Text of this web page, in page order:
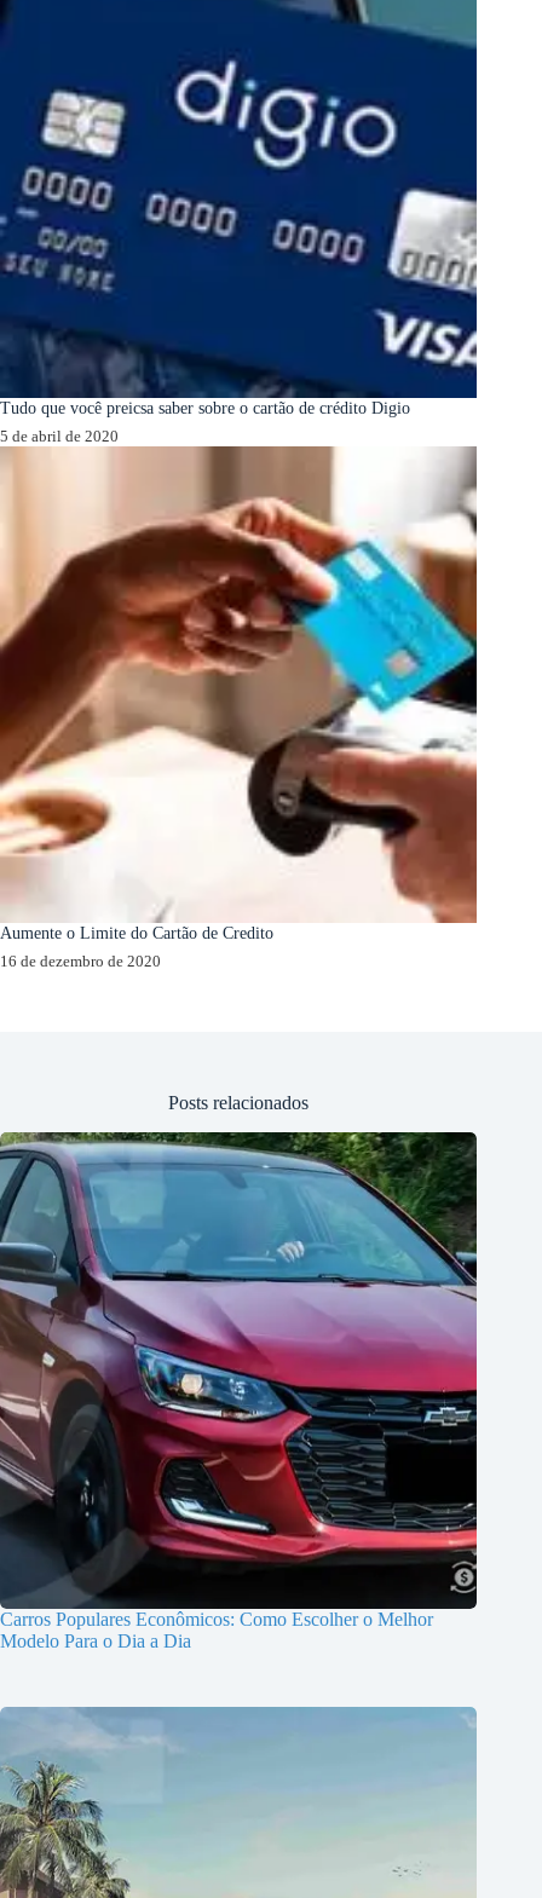
Tudo que você preicsa saber sobre o cartão de crédito Digio
5 de abril de 2020
Aumente o Limite do Cartão de Credito
16 de dezembro de 2020
Posts relacionados
Carros Populares Econômicos: Como Escolher o Melhor
Modelo Para o Dia a Dia